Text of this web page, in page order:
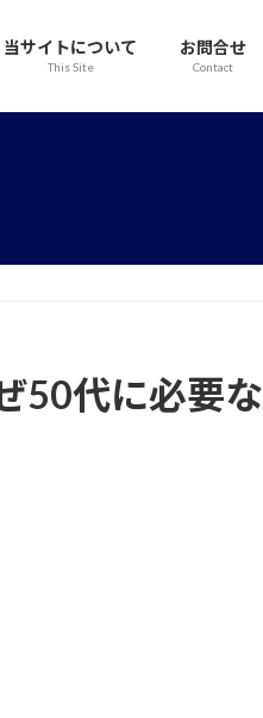
当サイトについて
This Site
お問合せ
Contact
50代に必要な